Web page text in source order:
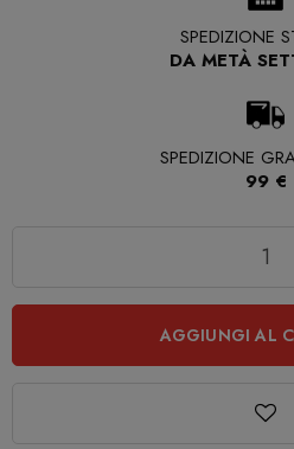
SPEDIZIONE
DA METÀ
SPEDIZIONE
99 €
AGGIUNGI AL